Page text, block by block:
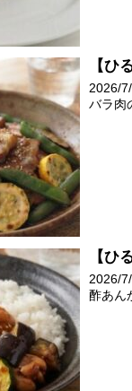
【ひ
2026/
バラ肉
【ひ
2026/
酢あん